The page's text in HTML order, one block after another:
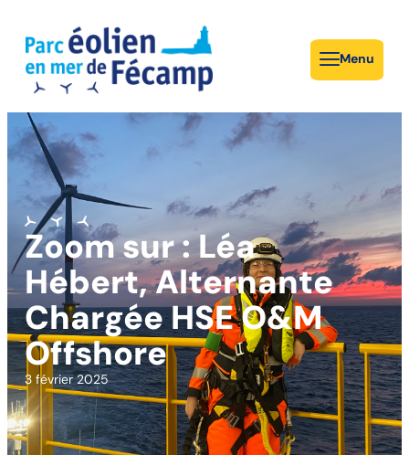
Menu
Zoom sur : Léa
Hébert, Alternante
Chargée HSE O&M
Offshore
3 février 2025